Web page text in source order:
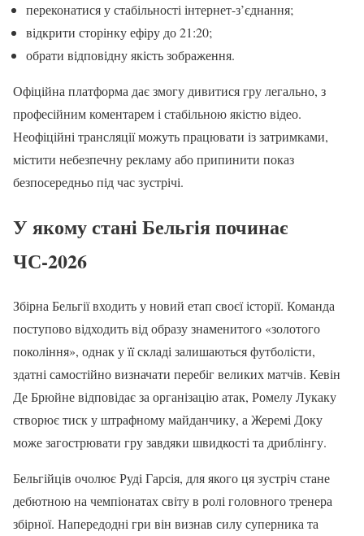
переконатися у стабільності інтернет-з’єднання;
відкрити сторінку ефіру до 21:20;
обрати відповідну якість зображення.
Офіційна платформа дає змогу дивитися гру легально, з
професійним коментарем і стабільною якістю відео.
Неофіційні трансляції можуть працювати із затримками,
містити небезпечну рекламу або припинити показ
безпосередньо під час зустрічі.
У якому стані Бельгія починає
ЧС-2026
Збірна Бельгії входить у новий етап своєї історії. Команда
поступово відходить від образу знаменитого «золотого
покоління», однак у її складі залишаються футболісти,
здатні самостійно визначати перебіг великих матчів. Кевін
Де Брюйне відповідає за організацію атак, Ромелу Лукаку
створює тиск у штрафному майданчику, а Жеремі Доку
може загострювати гру завдяки швидкості та дриблінгу.
Бельгійців очолює Руді Гарсія, для якого ця зустріч стане
дебютною на чемпіонатах світу в ролі головного тренера
збірної. Напередодні гри він визнав силу суперника та